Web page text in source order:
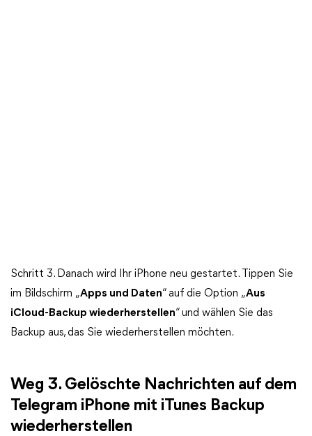
Schritt 3. Danach wird Ihr iPhone neu gestartet. Tippen Sie
im Bildschirm „Apps und Daten“ auf die Option „Aus
iCloud-Backup wiederherstellen“ und wählen Sie das
Backup aus, das Sie wiederherstellen möchten.
Weg 3. Gelöschte Nachrichten auf dem
Telegram iPhone mit iTunes Backup
wiederherstellen